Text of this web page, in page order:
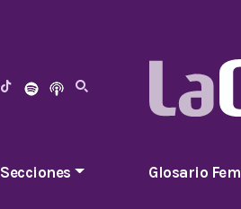
Secciones Glosario